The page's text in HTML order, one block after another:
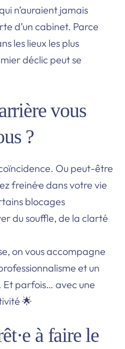
n’auraient jamais
d’un cabinet. Parce
les lieux les plus
déclic peut se
vous
?
Ou peut-être
freiné·e dans votre vie
blocages
du souffle, de la clarté
on vous accompagne
et un
Et parfois… avec une
🌟
à faire le